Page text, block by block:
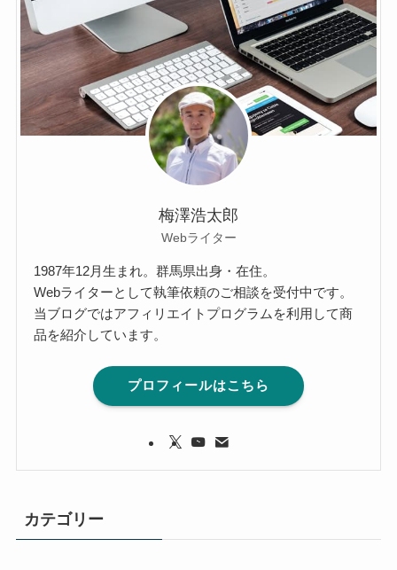
梅澤浩太郎
Webライター
1987年12月生まれ。群馬県出身・在住。
Webライターとして執筆依頼のご相談を受付中です。
当ブログではアフィリエイトプログラムを利用して商
品を紹介しています。
プロフィールはこちら
カテゴリー